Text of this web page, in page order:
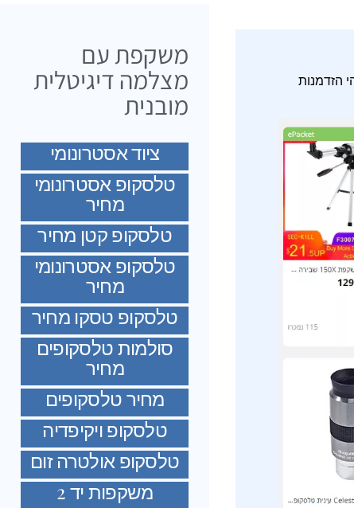
הזדמנות
משקפת עם
מצלמה דיגיטלית
מובנית
ציוד אסטרונומי
טלסקופ אסטרונומי
מחיר
טלסקופ קטן מחיר
טלסקופ אסטרונומי
מחיר
טלסקופ טסקו מחיר
סולמות טלסקופים
מחיר
מחיר טלסקופים
טלסקופ ויקיפדיה
טלסקופ אולטרה זום
משקפות יד 2